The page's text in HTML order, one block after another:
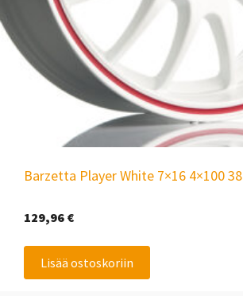
Barzetta Player White 7×16 4×100 38
129,96 €
Lisää ostoskoriin